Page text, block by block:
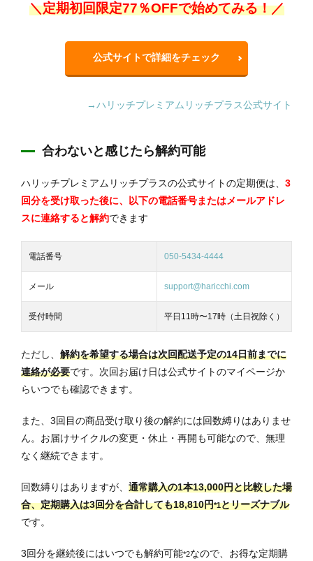
＼定期初回限定77％OFFで始めてみる！／
公式サイトで詳細をチェック
→ハリッチプレミアムリッチプラス公式サイト
合わないと感じたら解約可能
ハリッチプレミアムリッチプラスの公式サイトの定期便は、 3
回分を受け取った後に、以下の電話番号またはメールアドレ
スに連絡すると解約できます
電話番号 050-5434-4444
メール support@haricchi.com
受付時間 平日11時〜17時（土日祝除く）
ただし、 解約を希望する場合は次回配送予定の14日前までに
連絡が必要です。次回お届け日は公式サイトのマイページか
らいつでも確認できます。
また、3回目の商品受け取り後の解約には回数縛りはありませ
ん。お届けサイクルの変更・休止・再開も可能なので、無理
なく継続できます。
回数縛りはありますが、 通常購入の1本13,000円と比較した場
合、定期購入は3回分を合計しても18,810円*1とリーズナブル
です。
3回分を継続後にはいつでも解約可能*2なので、お得な定期購